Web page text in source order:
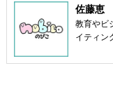
佐藤恵
教育やビ
イティン